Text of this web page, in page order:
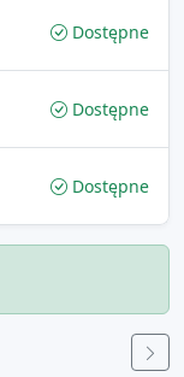
Dostępne
Dostępne
Dostępne